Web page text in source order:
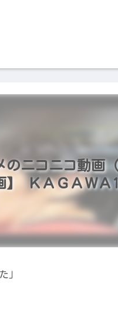
のニコニコ動画
】 ＫＡＧＡＷ
」